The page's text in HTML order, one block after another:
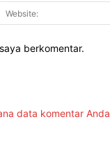
berkomentar.
data komentar Anda